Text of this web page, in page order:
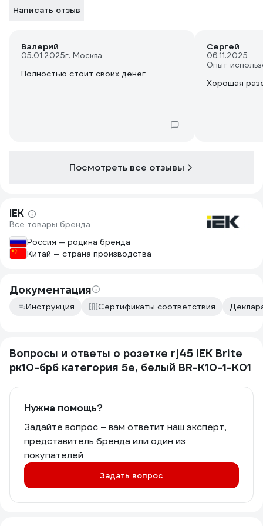
Написать отзыв
Валерий
05.01.2025г. Москва
Полностью стоит своих денег
Сергей
06.11.2025
Опыт
Хорошая
Посмотреть все отзывы
IEK
Все товары бренда
Россия — родина бренда
Китай — страна производства
Документация
Инструкция Сертификаты соответствия
Вопросы и ответы о розетке rj45 IEK Brite
рк10-брб категория 5e, белый BR-K10-1-K01
Нужна помощь?
Задайте вопрос – вам ответит наш эксперт,
представитель бренда или один из
покупателей
Задать вопрос